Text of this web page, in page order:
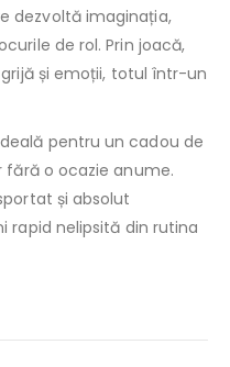
dezvoltă imaginația,
de rol. Prin joacă,
și emoții, totul într-un
pentru un cadou de
fără o ocazie anume.
și absolut
rapid nelipsită din rutina